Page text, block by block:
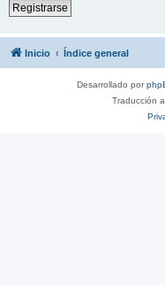
Registrarse
Inicio Índice general
Desarrollado por
Traducción